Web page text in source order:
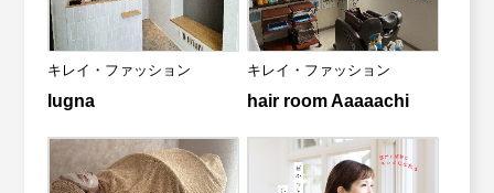
キレイ・ファッション
lugna
キレイ・ファッション
hair room Aaaaachi